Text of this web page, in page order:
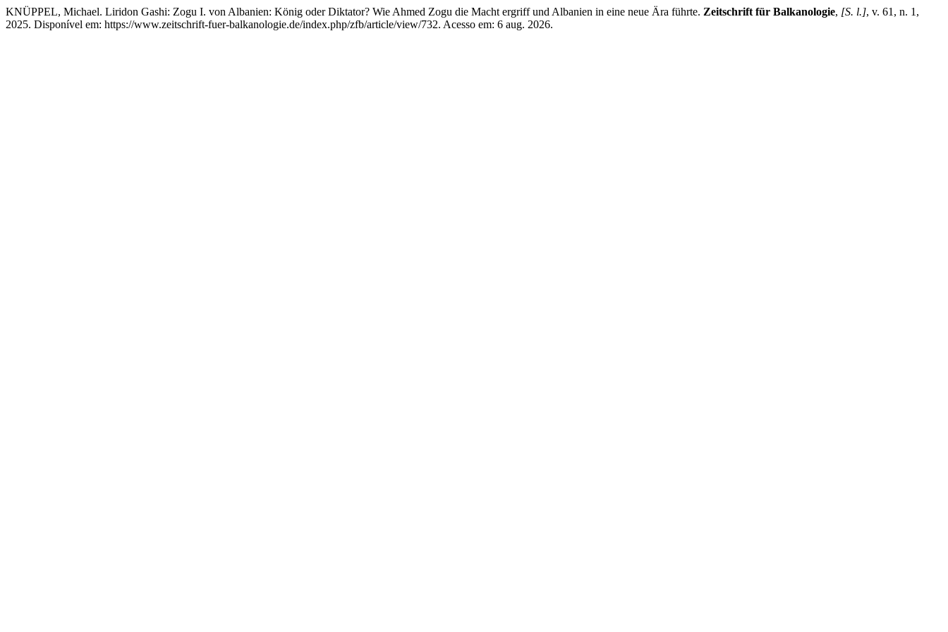
KNÜPPEL, Michael. Liridon Gashi: Zogu I. von Albanien: König oder Diktator? Wie Ahmed Zogu die Macht ergriff und Albanien in eine neue Ära führte. Zeitschrift für Balkanologie, [S. l.], v. 61, n. 1,
2025. Disponível em: https://www.zeitschrift-fuer-balkanologie.de/index.php/zfb/article/view/732. Acesso em: 6 aug. 2026.